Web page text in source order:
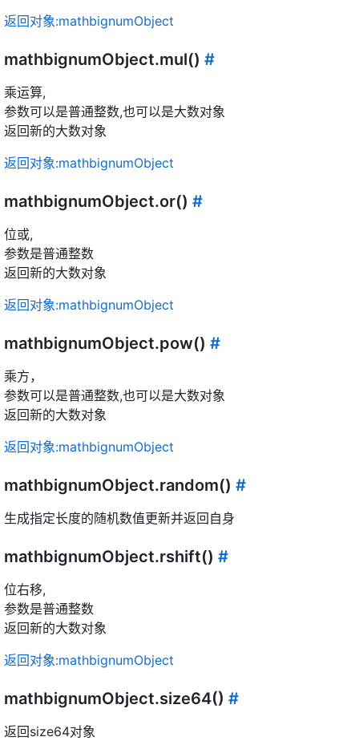
返回对象:mathbignumObject
mathbignumObject.mul() #
乘运算,
参数可以是普通整数,也可以是大数对象
返回新的大数对象
返回对象:mathbignumObject
mathbignumObject.or() #
位或,
参数是普通整数
返回新的大数对象
返回对象:mathbignumObject
mathbignumObject.pow() #
乘方，
参数可以是普通整数,也可以是大数对象
返回新的大数对象
返回对象:mathbignumObject
mathbignumObject.random() #
生成指定长度的随机数值更新并返回自身
mathbignumObject.rshift() #
位右移,
参数是普通整数
返回新的大数对象
返回对象:mathbignumObject
mathbignumObject.size64() #
返回size64对象